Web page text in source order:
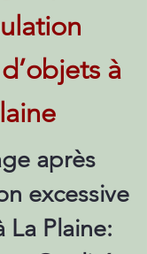
à
après
excessive
La Plaine: